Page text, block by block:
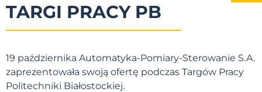
TARGI PRACY PB
19 października Automatyka-Pomiary-Sterowanie S.A.
zaprezentowała swoją ofertę podczas Targów Pracy
Politechniki Białostockiej.